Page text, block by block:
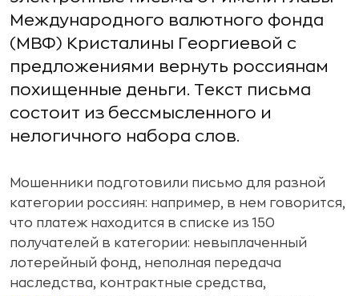
Международного валютного фонда
(МВФ) Кристалины Георгиевой с
предложениями вернуть россиянам
похищенные деньги. Текст письма
состоит из бессмысленного и
нелогичного набора слов.
Мошенники подготовили письмо для разной
категории россиян: например, в нем говорится,
что платеж находится в списке из 150
получателей в категории: невыплаченный
лотерейный фонд, неполная передача
наследства, контрактные средства,